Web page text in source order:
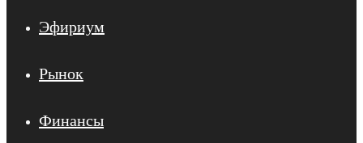
Эфириум
Рынок
Финансы